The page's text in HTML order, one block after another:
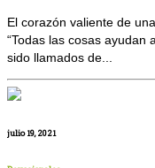
El corazón valiente de
“Todas las cosas ayudan
sido llamados de...
julio 19, 2021